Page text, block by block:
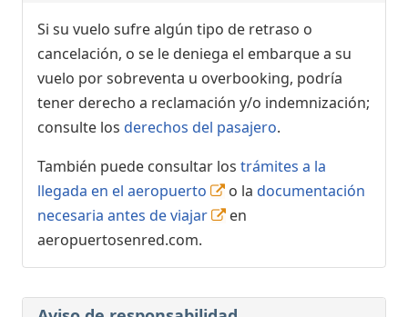
Si su vuelo sufre algún tipo de retraso o
cancelación, o se le deniega el embarque a su
vuelo por sobreventa u overbooking, podría
tener derecho a reclamación y/o indemnización;
consulte los derechos del pasajero.
También puede consultar los trámites a la
llegada en el aeropuerto
o la documentación
necesaria antes de viajar
en
aeropuertosenred.com.